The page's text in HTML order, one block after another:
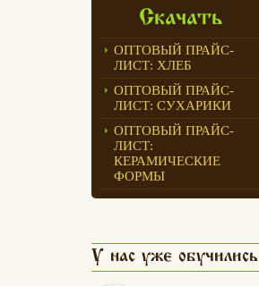
Скачать
ОПТОВЫЙ ПРАЙС-
ЛИСТ: ХЛЕБ
ОПТОВЫЙ ПРАЙС-
ЛИСТ: СУХАРИКИ
ОПТОВЫЙ ПРАЙС-
ЛИСТ:
КЕРАМИЧЕСКИЕ
ФОРМЫ
У нас уже обучились